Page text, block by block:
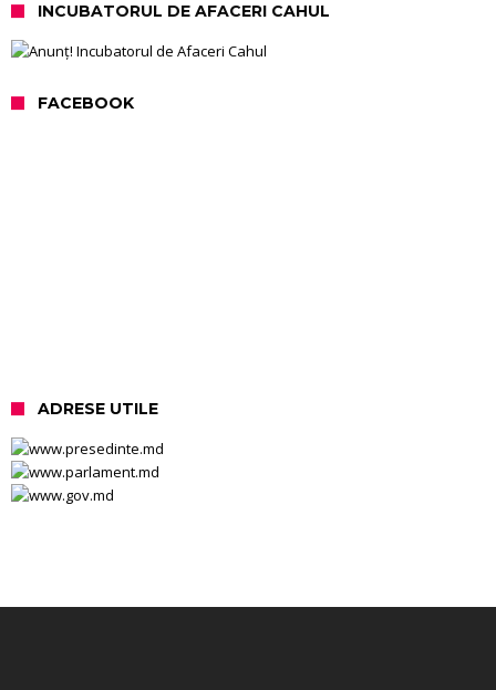
INCUBATORUL DE AFACERI CAHUL
FACEBOOK
ADRESE UTILE